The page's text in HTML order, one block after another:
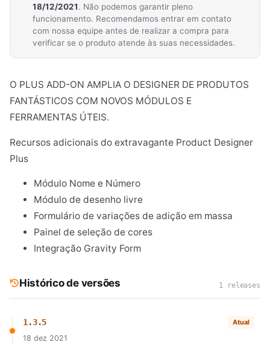
18/12/2021. Não podemos garantir pleno
funcionamento. Recomendamos entrar em contato
com nossa equipe antes de realizar a compra para
verificar se o produto atende às suas necessidades.
O PLUS ADD-ON AMPLIA O DESIGNER DE PRODUTOS
FANTÁSTICOS COM NOVOS MÓDULOS E
FERRAMENTAS ÚTEIS.
Recursos adicionais do extravagante Product Designer
Plus
Módulo Nome e Número
Módulo de desenho livre
Formulário de variações de adição em massa
Painel de seleção de cores
Integração Gravity Form
Histórico de versões 1 releases
1.3.5 Atual
18 dez 2021